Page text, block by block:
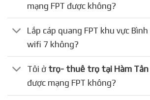
mạng FPT được không?
Lắp cáp quang FPT khu vực
wifi 7 không?
Tôi ở trọ- thuê trọ tại Hàm Tân
được mạng FPT không?